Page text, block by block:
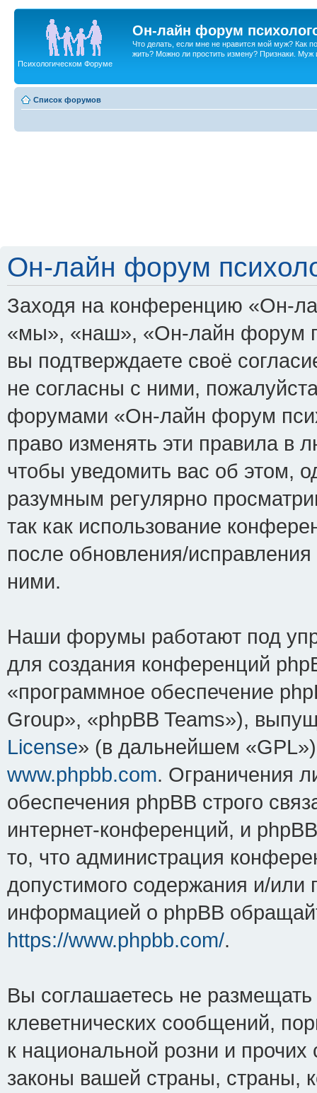
Он-лайн форум
Что делать, если мне не нравится мой муж? Как
жить? Можно ли простить измену? Признаки. Муж
Психологическом Форуме
Список форумов
Он-лайн форум
Заходя на конференцию «Он-
«мы», «наш», «Он-лайн форум
вы подтверждаете своё
не согласны с ними,
форумами «Он-лайн форум
право изменять эти правила в
чтобы уведомить вас об этом,
разумным регулярно
так как использование
после обновления/
ними.
Наши форумы работают под
для создания конференций
«программное обеспечение
Group», «phpBB Teams»),
License» (в дальнейшем
www.phpbb.com. Ограничения
обеспечения phpBB строго
интернет-конференций, и
то, что администрация
допустимого содержания и/или
информацией о phpBB
https://www.phpbb.com/.
Вы соглашаетесь не
клеветнических сообщений,
к национальной розни и
законы вашей страны, страны,